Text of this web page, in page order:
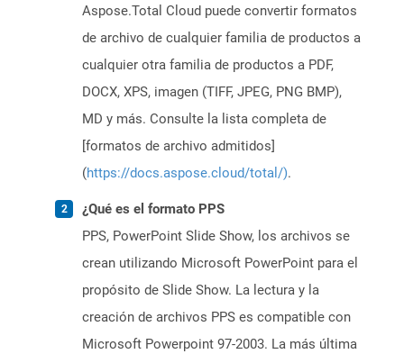
Aspose.Total Cloud puede convertir formatos
de archivo de cualquier familia de productos a
cualquier otra familia de productos a PDF,
DOCX, XPS, imagen (TIFF, JPEG, PNG BMP),
MD y más. Consulte la lista completa de
[formatos de archivo admitidos]
(https://docs.aspose.cloud/total/).
¿Qué es el formato PPS
PPS, PowerPoint Slide Show, los archivos se
crean utilizando Microsoft PowerPoint para el
propósito de Slide Show. La lectura y la
creación de archivos PPS es compatible con
Microsoft Powerpoint 97-2003. La más última